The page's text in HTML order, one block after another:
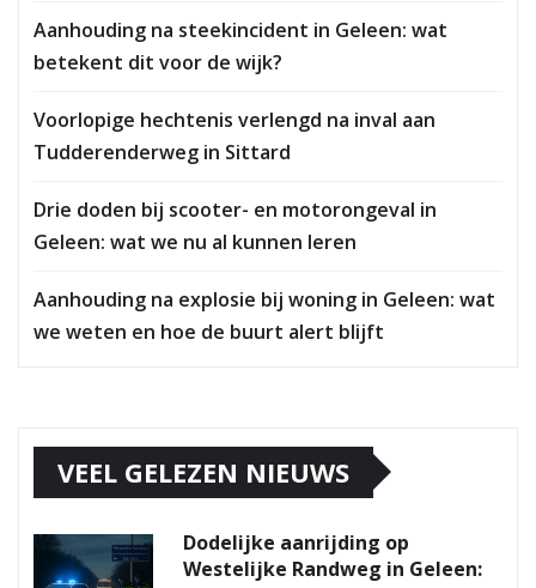
Aanhouding na steekincident in Geleen: wat
betekent dit voor de wijk?
Voorlopige hechtenis verlengd na inval aan
Tudderenderweg in Sittard
Drie doden bij scooter- en motorongeval in
Geleen: wat we nu al kunnen leren
Aanhouding na explosie bij woning in Geleen: wat
we weten en hoe de buurt alert blijft
VEEL GELEZEN NIEUWS
Dodelijke aanrijding op
Westelijke Randweg in Geleen: